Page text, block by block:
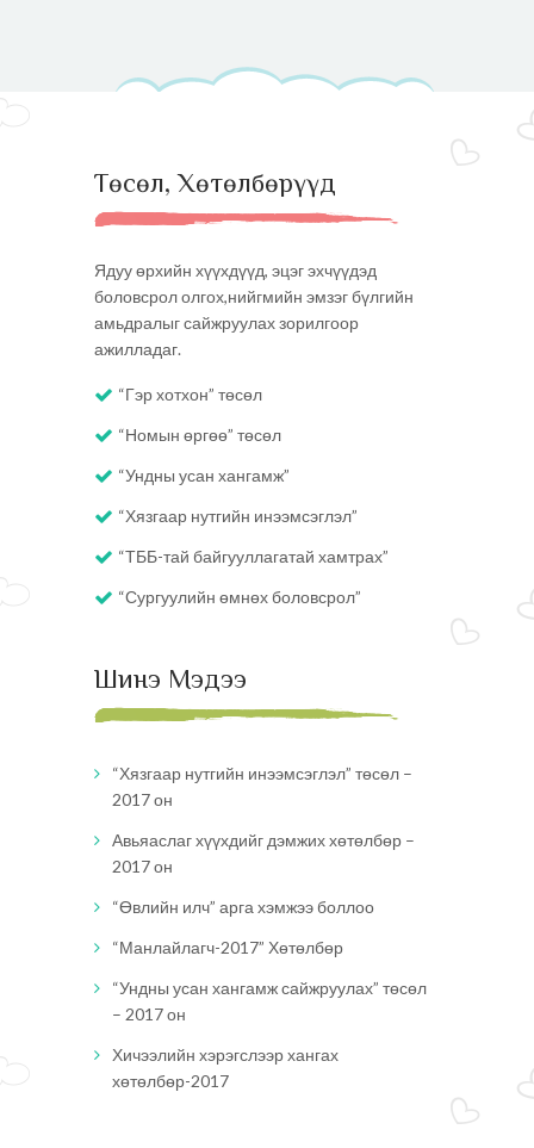
Төсөл, Хөтөлбөрүүд
Ядуу өрхийн хүүхдүүд, эцэг эхчүүдэд
боловсрол олгох,нийгмийн эмзэг бүлгийн
амьдралыг сайжруулах зорилгоор
ажилладаг.
“Гэр хотхон” төсөл
“Номын өргөө” төсөл
“Ундны усан хангамж”
“Хязгаар нутгийн инээмсэглэл”
“ТББ-тай байгууллагатай хамтрах”
“Сургуулийн өмнөх боловсрол”
Шинэ Мэдээ
“Хязгаар нутгийн инээмсэглэл” төсөл –
2017 он
Авьяаслаг хүүхдийг дэмжих хөтөлбөр –
2017 он
“Өвлийн илч” арга хэмжээ боллоо
“Манлайлагч-2017” Хөтөлбөр
“Ундны усан хангамж сайжруулах” төсөл
– 2017 он
Хичээлийн хэрэгслээр хангах
хөтөлбөр-2017